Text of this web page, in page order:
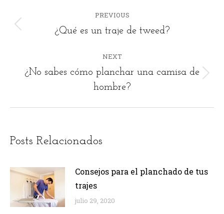
NAVIGATION
PREVIOUS
Previous
¿Qué es un traje de tweed?
NEXT
post:
¿No sabes cómo planchar una camisa de
hombre?
Posts Relacionados
Consejos para el planchado de tus
trajes
julio 29, 2020